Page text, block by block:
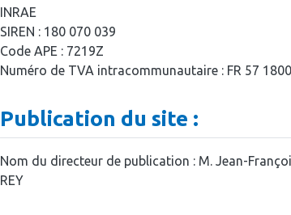
INRAE
SIREN : 180 070 039
Code APE : 7219Z
Numéro de TVA intracommunautaire : FR 57
Publication du site :
Nom du directeur de publication : M. Jean-
REY